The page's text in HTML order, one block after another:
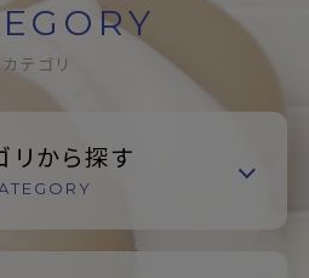
カテゴリ
リから探す